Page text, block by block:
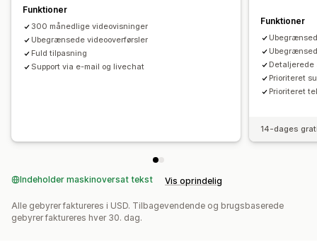
Funktioner
300 månedlige videovisninger
Ubegrænsede videooverførsler
Fuld tilpasning
Support via e-mail og livechat
Funktioner
Detaljerede
Prioriteret
Prioriteret
14-dages
Indeholder maskinoversat tekst Vis oprindelig
Alle gebyrer faktureres i USD. Tilbagevendende og brugsbaserede
gebyrer faktureres hver 30. dag.